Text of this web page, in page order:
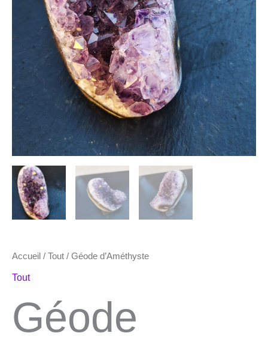
Accueil / Tout / Géode d’Améthyste
Tout
Géode